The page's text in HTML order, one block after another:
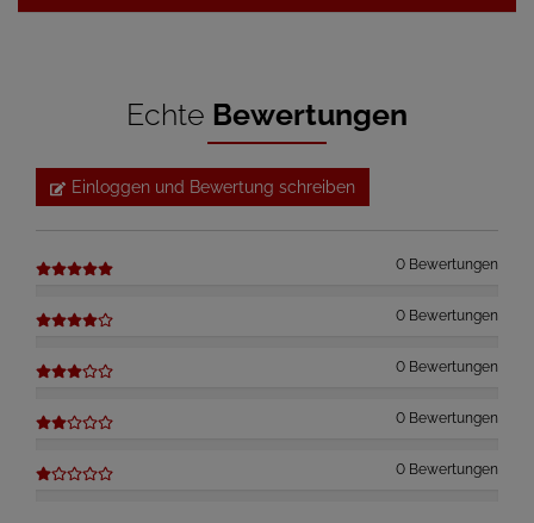
Echte Bewertungen
Einloggen und Bewertung schreiben
0 Bewertungen
0 Bewertungen
0 Bewertungen
0 Bewertungen
0 Bewertungen